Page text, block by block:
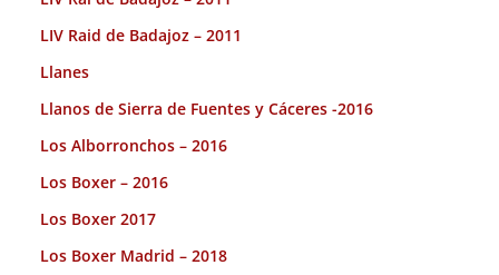
LIV Raid de Badajoz – 2011
Llanes
Llanos de Sierra de Fuentes y Cáceres -2016
Los Alborronchos – 2016
Los Boxer – 2016
Los Boxer 2017
Los Boxer Madrid – 2018